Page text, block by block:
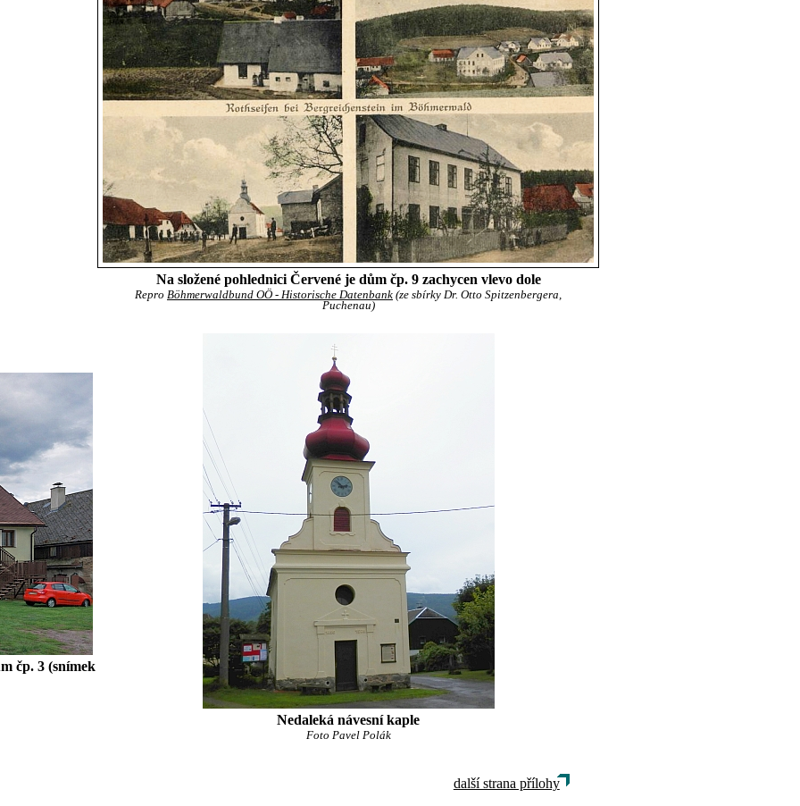
Na složené pohlednici Červené je dům čp. 9 zachycen vlevo dole
Repro Böhmerwaldbund OÖ - Historische Datenbank (ze sbírky Dr. Otto Spitzenbergera,
Puchenau)
čp. 3 (snímek
Nedaleká návesní kaple
Foto Pavel Polák
další strana přílohy